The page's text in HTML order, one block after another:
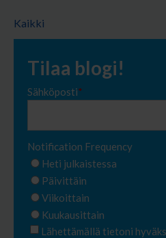
Kaikki
Tilaa blogi!
Sähköposti*
Notification Frequency
Heti julkaistessa
Päivittäin
Viikoittain
Kuukausittain
Lähettämällä tietoni